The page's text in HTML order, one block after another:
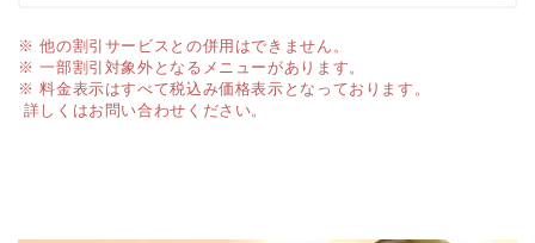
※ 他の割引サービスとの併用はできません。
※ 一部割引対象外となるメニューがあります。
※ 料金表示はすべて税込み価格表示となっております。
詳しくはお問い合わせください。